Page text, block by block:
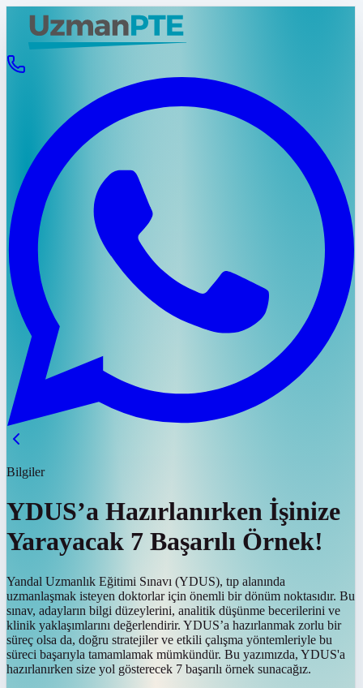
Bilgiler
YDUS’a Hazırlanırken İşinize
Yarayacak 7 Başarılı Örnek!
Yandal Uzmanlık Eğitimi Sınavı (YDUS), tıp alanında
uzmanlaşmak isteyen doktorlar için önemli bir dönüm noktasıdır. Bu
sınav, adayların bilgi düzeylerini, analitik düşünme becerilerini ve
klinik yaklaşımlarını değerlendirir. YDUS’a hazırlanmak zorlu bir
süreç olsa da, doğru stratejiler ve etkili çalışma yöntemleriyle bu
süreci başarıyla tamamlamak mümkündür. Bu yazımızda, YDUS'a
hazırlanırken size yol gösterecek 7 başarılı örnek sunacağız.